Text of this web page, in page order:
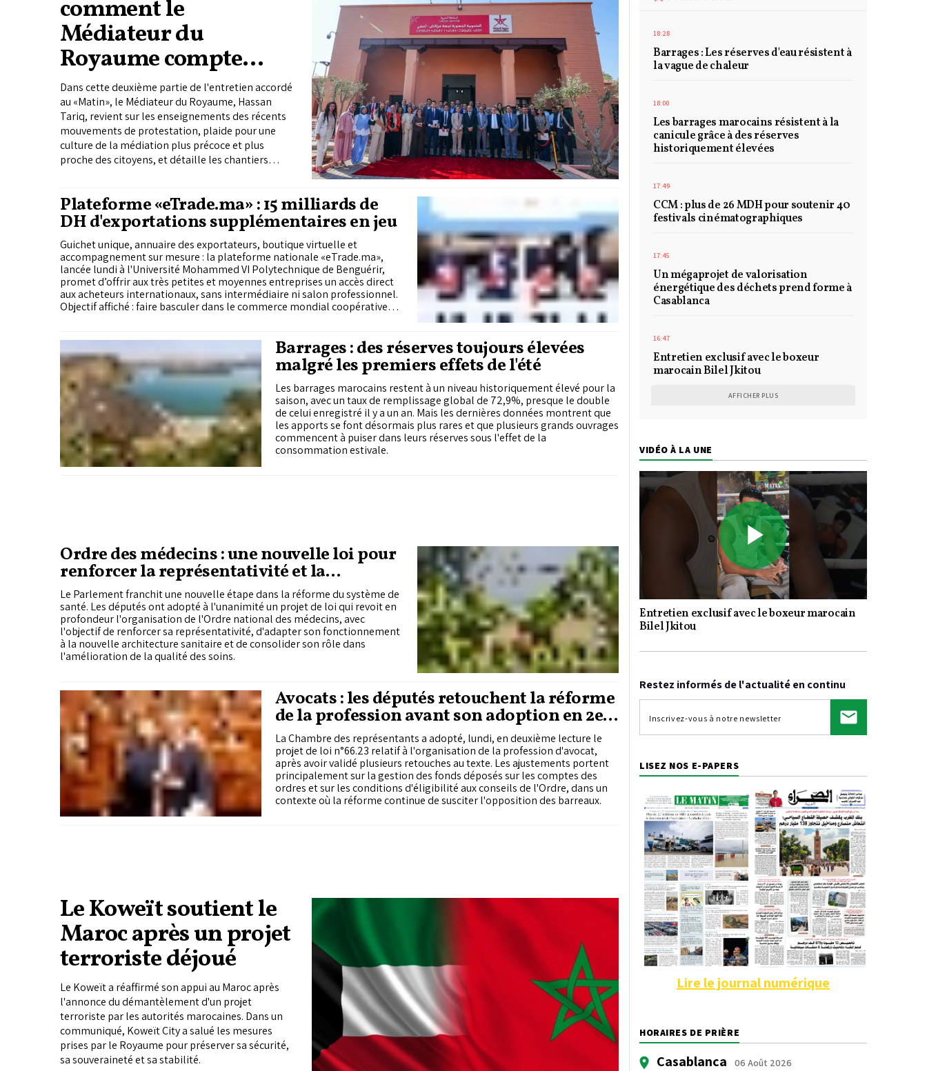
comment le
Médiateur du
Royaume compte
répondre aux attentes
des citoyens
(Entretien 2/2)
Dans cette deuxième partie de l'entretien accordé
au «Matin», le Médiateur du Royaume, Hassan
Tariq, revient sur les enseignements des récents
mouvements de protestation, plaide pour une
culture de la médiation plus précoce et plus
proche des citoyens, et détaille les chantiers
permanents, l'analyse des réclamations ainsi que
les leviers d'amélioration de la gouvernance
administrative.
Plateforme «eTrade.ma» : 15 milliards de
DH d'exportations supplémentaires en jeu
Guichet unique, annuaire des exportateurs, boutique virtuelle et
accompagnement sur mesure : la plateforme nationale «eTrade.ma»,
lancée lundi à l'Université Mohammed VI Polytechnique de Benguérir,
promet d’offrir aux très petites et moyennes entreprises un accès direct
aux acheteurs internationaux, sans intermédiaire ni salon professionnel.
Objectif affiché : faire basculer dans le commerce mondial coopératives,
un déficit commercial qui a franchi les 353 milliards de dirhams en 2025,
et par le constat, martelé à la tribune, que moins de 5% des PME
marocaines exportent.
Barrages : des réserves toujours élevées
malgré les premiers effets de l'été
Les barrages marocains restent à un niveau historiquement élevé pour la
saison, avec un taux de remplissage global de 72,9%, presque le double
de celui enregistré il y a un an. Mais les dernières données montrent que
les apports se font désormais plus rares et que plusieurs grands ouvrages
commencent à puiser dans leurs réserves sous l'effet de la
consommation estivale.
Ordre des médecins : une nouvelle loi pour
renforcer la représentativité et la
gouvernance
Le Parlement franchit une nouvelle étape dans la réforme du système de
santé. Les députés ont adopté à l'unanimité un projet de loi qui revoit en
profondeur l'organisation de l'Ordre national des médecins, avec
l'objectif de renforcer sa représentativité, d'adapter son fonctionnement
à la nouvelle architecture sanitaire et de consolider son rôle dans
l'amélioration de la qualité des soins.
Avocats : les députés retouchent la réforme
de la profession avant son adoption en 2e
lecture
La Chambre des représentants a adopté, lundi, en deuxième lecture le
projet de loi n°66.23 relatif à l'organisation de la profession d'avocat,
après avoir validé plusieurs retouches au texte. Les ajustements portent
principalement sur la gestion des fonds déposés sur les comptes des
ordres et sur les conditions d'éligibilité aux conseils de l'Ordre, dans un
contexte où la réforme continue de susciter l'opposition des barreaux.
Le Koweït soutient le
Maroc après un projet
terroriste déjoué
Le Koweït a réaffirmé son appui au Maroc après
l'annonce du démantèlement d'un projet
terroriste par les autorités marocaines. Dans un
communiqué, Koweït City a salué les mesures
prises par le Royaume pour préserver sa sécurité,
sa souveraineté et sa stabilité.
18:28
Barrages : Les réserves d'eau résistent à
la vague de chaleur
18:00
Les barrages marocains résistent à la
canicule grâce à des réserves
historiquement élevées
17:49
CCM : plus de 26 MDH pour soutenir 40
festivals cinématographiques
17:45
Un mégaprojet de valorisation
énergétique des déchets prend forme à
Casablanca
16:47
Entretien exclusif avec le boxeur
marocain Bilel Jkitou
AFFICHER PLUS
VIDÉO À LA UNE
Play
Entretien exclusif avec le boxeur marocain
Bilel Jkitou
Restez informés de l'actualité en continu
LISEZ NOS E-PAPERS
Lire le journal numérique
HORAIRES DE PRIÈRE
Casablanca 06 Août 2026